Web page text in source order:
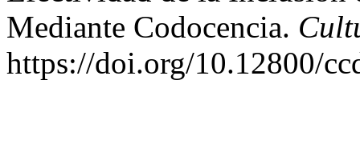
Mediante Codocencia.
https://doi.org/10.12800/